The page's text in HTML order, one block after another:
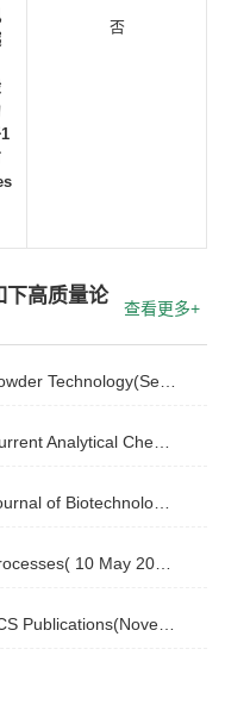
否
下高质量论
查看更多+
Technology(September 2012)
Analytical Chemistry(2020)
of Biotechnology(10 February 2020)
10 May 2021)
Publications(November 17, 2021)